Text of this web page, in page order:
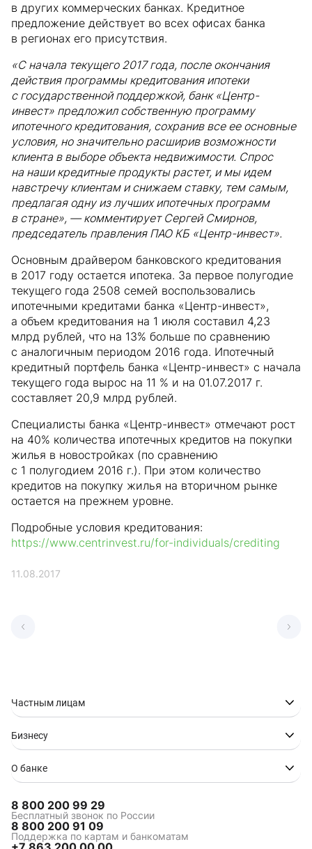
в других коммерческих банках. Кредитное
предложение действует во всех офисах банка
в регионах его присутствия.
«С начала текущего 2017 года, после окончания
действия программы кредитования ипотеки
с государственной поддержкой, банк «Центр-
инвест» предложил собственную программу
ипотечного кредитования, сохранив все ее основные
условия, но значительно расширив возможности
клиента в выборе объекта недвижимости. Спрос
на наши кредитные продукты растет, и мы идем
навстречу клиентам и снижаем ставку, тем самым,
предлагая одну из лучших ипотечных программ
в стране», — комментирует Сергей Смирнов,
председатель правления ПАО КБ «Центр-инвест».
Основным драйвером банковского кредитования
в 2017 году остается ипотека. За первое полугодие
текущего года 2508 семей воспользовались
ипотечными кредитами банка «Центр-инвест»,
а объем кредитования на 1 июля составил 4,23
млрд рублей, что на 13% больше по сравнению
с аналогичным периодом 2016 года. Ипотечный
кредитный портфель банка «Центр-инвест» с начала
текущего года вырос на 11 % и на 01.07.2017 г.
составляет 20,9 млрд рублей.
Специалисты банка «Центр-инвест» отмечают рост
на 40% количества ипотечных кредитов на покупки
жилья в новостройках (по сравнению
с 1 полугодием 2016 г.). При этом количество
кредитов на покупку жилья на вторичном рынке
остается на прежнем уровне.
Подробные условия кредитования:
https://www.centrinvest.ru/for-individuals/crediting
11.08.2017
Частным лицам
Бизнесу
О банке
8 800 200 99 29
Бесплатный звонок по России
8 800 200 91 09
Поддержка по картам и банкоматам